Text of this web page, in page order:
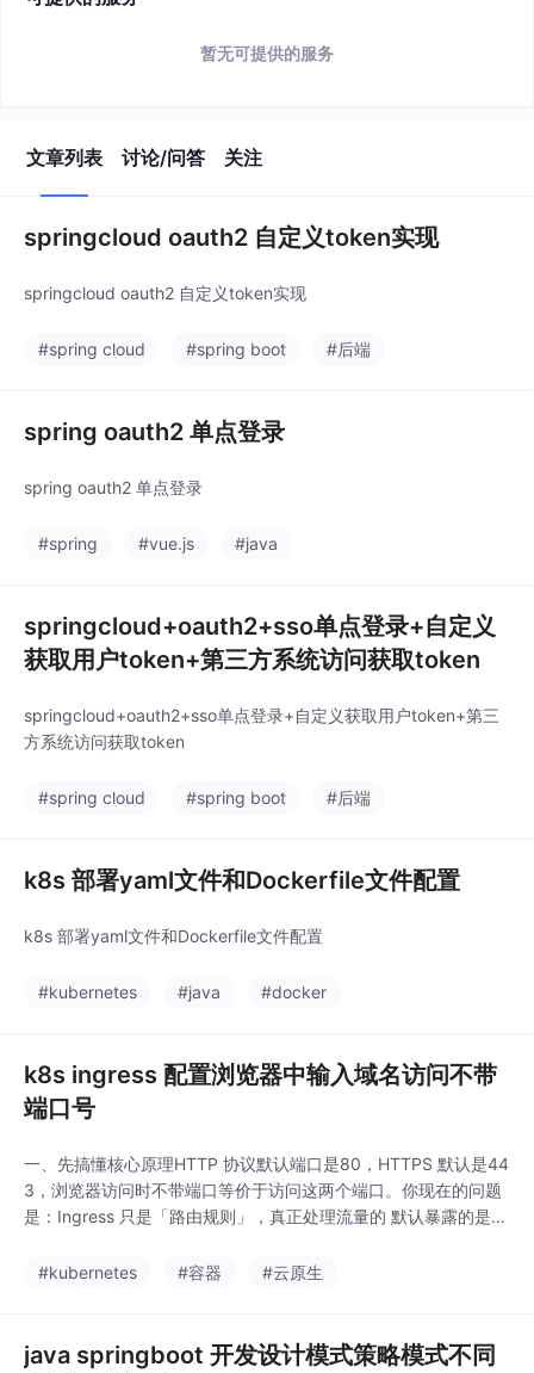
暂无可提供的服务
文章列表 讨论/问答 关注
springcloud oauth2 自定义token实现
springcloud oauth2 自定义token实现
#spring cloud #spring boot #后端
spring oauth2 单点登录
spring oauth2 单点登录
#spring #vue.js #java
springcloud+oauth2+sso单点登录+自定义
获取用户token+第三方系统访问获取token
springcloud+oauth2+sso单点登录+自定义获取用户token+第三
方系统访问获取token
#spring cloud #spring boot #后端
k8s 部署yaml文件和Dockerfile文件配置
k8s 部署yaml文件和Dockerfile文件配置
#kubernetes #java #docker
k8s ingress 配置浏览器中输入域名访问不带
端口号
一、先搞懂核心原理HTTP 协议默认端口是80，HTTPS 默认是44
3，浏览器访问时不带端口等价于访问这两个端口。你现在的问题
是：Ingress 只是「路由规则」，真正处理流量的​ 默认暴露的是N
直接访问」，只需要把 Ingress Controller 的 80/443 端口直接映
#kubernetes #容器 #云原生
java springboot 开发设计模式策略模式不同